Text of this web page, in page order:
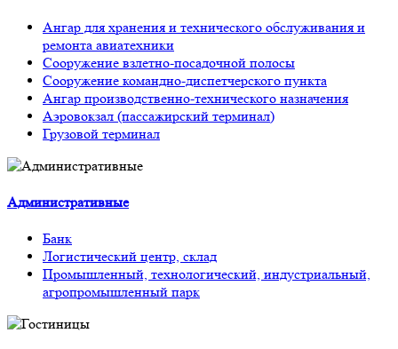
Ангар для хранения и технического обслуживания и
ремонта авиатехники
Сооружение взлетно-посадочной полосы
Сооружение командно-диспетчерского пункта
Ангар производственно-технического назначения
Аэровокзал (пассажирский терминал)
Грузовой терминал
Административные
Банк
Логистический центр, склад
Промышленный, технологический, индустриальный,
агропромышленный парк